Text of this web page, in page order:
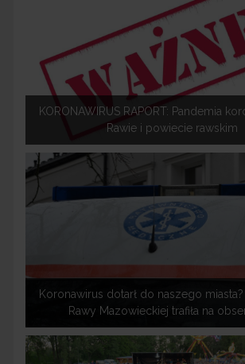
KORONAWIRUS RAPORT: Pandemia
Rawie i powiecie rawskim
Koronawirus dotarł do naszego
Rawy Mazowieckiej trafiła na